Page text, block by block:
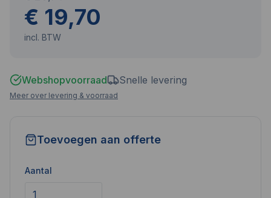
€ 19,70
incl. BTW
Webshopvoorraad Snelle levering
Meer over levering & voorraad
Toevoegen aan offerte
Aantal